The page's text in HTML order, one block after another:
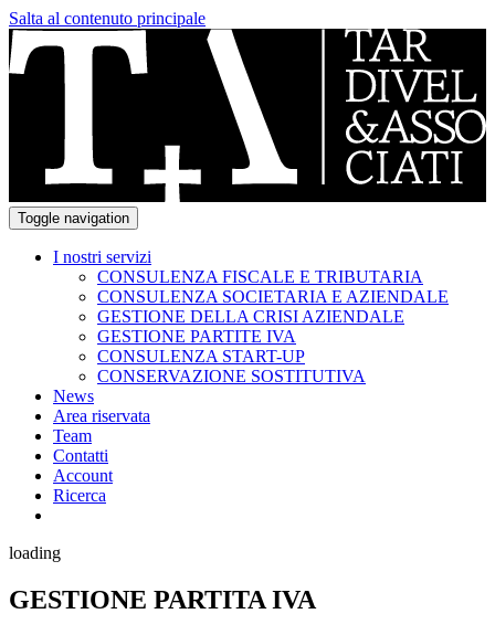
Salta al contenuto principale
Toggle navigation
I nostri servizi
CONSULENZA FISCALE E TRIBUTARIA
CONSULENZA SOCIETARIA E AZIENDALE
GESTIONE DELLA CRISI AZIENDALE
GESTIONE PARTITE IVA
CONSULENZA START-UP
CONSERVAZIONE SOSTITUTIVA
News
Area riservata
Team
Contatti
Account
Ricerca
loading
GESTIONE PARTITA IVA